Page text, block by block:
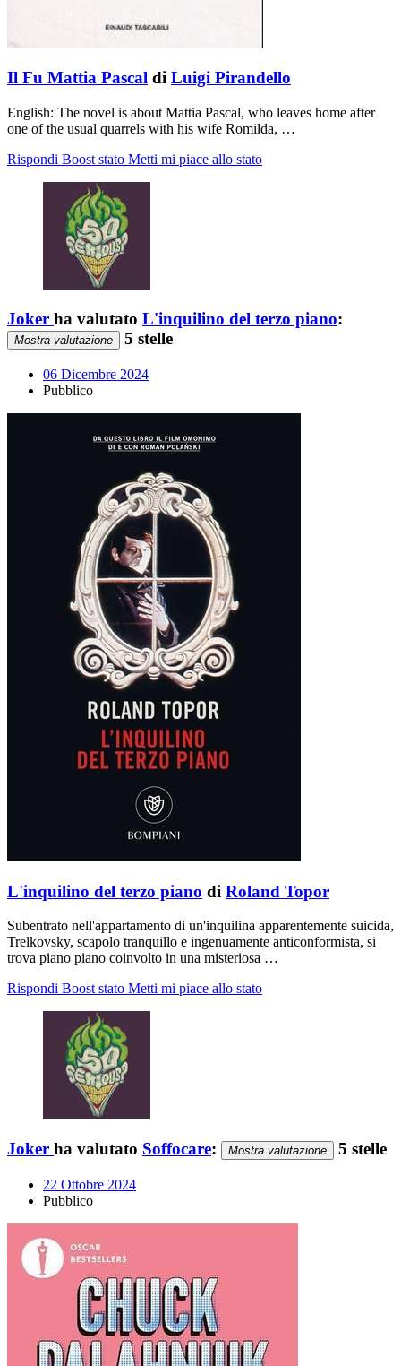
Il Fu Mattia Pascal di Luigi Pirandello
English: The novel is about Mattia Pascal, who leaves home after
one of the usual quarrels with his wife Romilda, …
Rispondi Boost stato Metti mi piace allo stato
Joker ha valutato L'inquilino del terzo piano:
Mostra valutazione 5 stelle
06 Dicembre 2024
Pubblico
L'inquilino del terzo piano di Roland Topor
Subentrato nell'appartamento di un'inquilina apparentemente suicida,
Trelkovsky, scapolo tranquillo e ingenuamente anticonformista, si
trova piano piano coinvolto in una misteriosa …
Rispondi Boost stato Metti mi piace allo stato
Joker ha valutato Soffocare: Mostra valutazione 5 stelle
22 Ottobre 2024
Pubblico